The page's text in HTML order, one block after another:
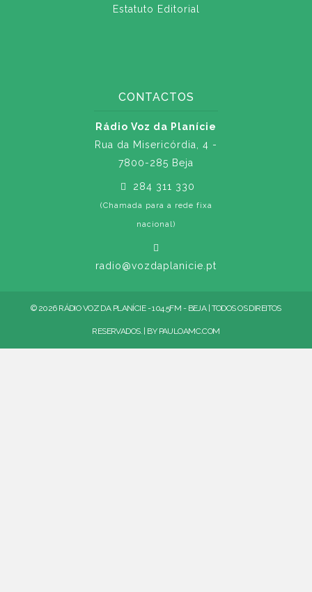
Estatuto Editorial
CONTACTOS
Rádio Voz da Planície
Rua da Misericórdia, 4 -
7800-285 Beja
284 311 330
(Chamada para a rede fixa
nacional)
radio@vozdaplanicie.pt
© 2026 RÁDIO VOZ DA PLANÍCIE - 104.5FM - BEJA | TODOS OS DIREITOS
RESERVADOS. | BY PAULOAMC.COM